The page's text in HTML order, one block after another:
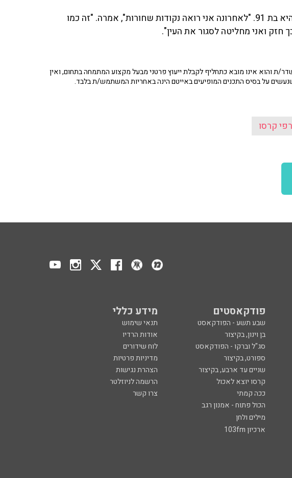
המאזינה ששוחחה עם פרופ' רפי קרסו היא בת 91. "לאחרונה אני רואה נקודות שחורות", אמרה. "זה כמו
ואני מחליטה לסגור את העין".
והוא אינו מובא כתחליף לקבלת ייעוץ פרטני מבעל מקצוע המתמחה בתחום, ואין
על בסיס התכנים המופיעים באייטם הינה באחריות המשתמש/ת בלבד.
רפי קרסו
פודקאסטים מידע כללי
שבע תשע - הפודקאסט
תנאי שימוש
בן וינון, בקיצור
אודות הרדיו
סג"ל וברקו - הפודקאסט
לוח שידורים
ספורט, בקיצור
מדיניות פרטיות
שניים עד ארבע, בקיצור
הצהרת נגישות
קרסו יוצא לאכול
הרשמה לניוזלטר
ככה קמתי
צרו קשר
הכול פתוח - אמנון רגב
מילים ולחן
ארכיון 103fm